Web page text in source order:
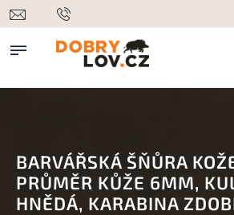
BARVÁŘSKÁ ŠŇŮRA
PRŮMĚR KŮŽE 6MM,
HNĚDÁ, KARABINA